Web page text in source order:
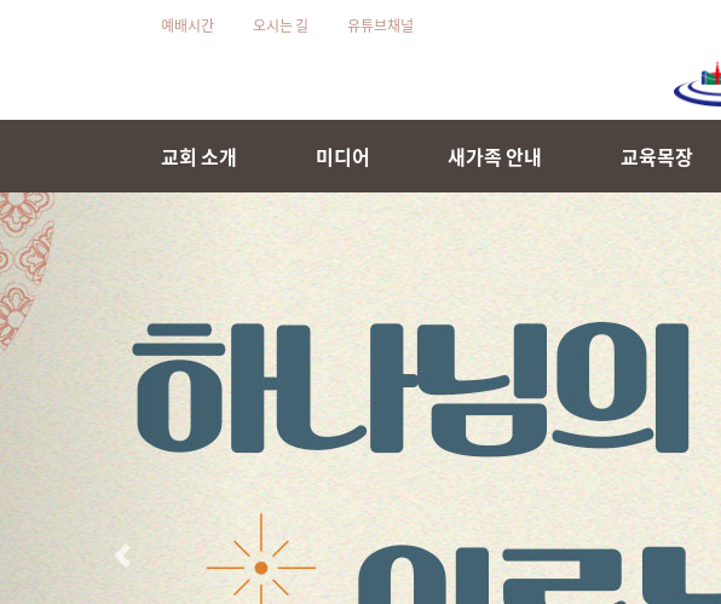
예배시간 오시는 길 유튜브채널
교회 소개 미디어 새가족 안내 교육목장
이전